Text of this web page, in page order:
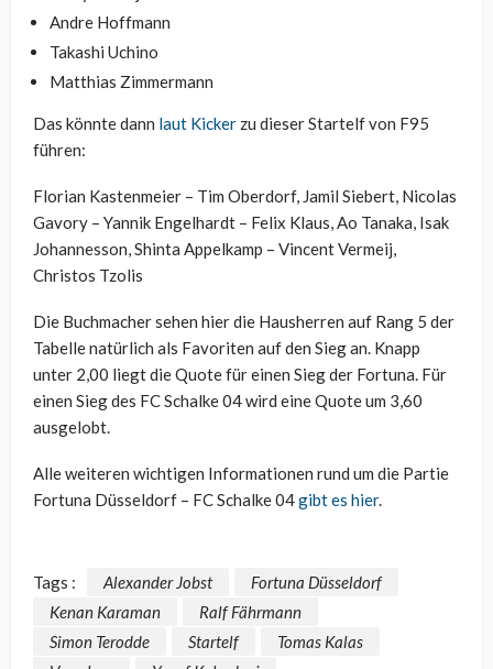
Andre Hoffmann
Takashi Uchino
Matthias Zimmermann
Das könnte dann laut Kicker zu dieser Startelf von F95
führen:
Florian Kastenmeier – Tim Oberdorf, Jamil Siebert, Nicolas
Gavory – Yannik Engelhardt – Felix Klaus, Ao Tanaka, Isak
Johannesson, Shinta Appelkamp – Vincent Vermeij,
Christos Tzolis
Die Buchmacher sehen hier die Hausherren auf Rang 5 der
Tabelle natürlich als Favoriten auf den Sieg an. Knapp
unter 2,00 liegt die Quote für einen Sieg der Fortuna. Für
einen Sieg des FC Schalke 04 wird eine Quote um 3,60
ausgelobt.
Alle weiteren wichtigen Informationen rund um die Partie
Fortuna Düsseldorf – FC Schalke 04gibt es hier.
Tags : Alexander Jobst
Fortuna Düsseldorf
Kenan Karaman
Ralf Fährmann
Simon Terodde
Startelf
Tomas Kalas